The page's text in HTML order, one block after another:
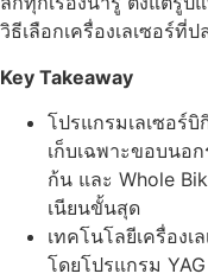
วิธีเลือกเครื่องเลเซอร์
Key Takeaway
โปรแกรมเลเซอร์
เก็บเฉพาะขอบนอ
ก้น และ Whole
เนียนขั้นสุด
เทคโนโลยีเครื่อง
โดยโปรแกรม